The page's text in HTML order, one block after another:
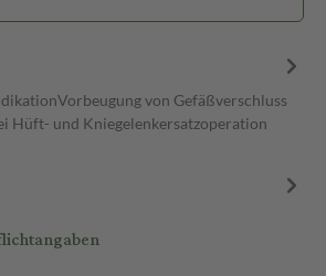
von Gefäßverschluss
Hüft- und Kniegelenkersatzoperation